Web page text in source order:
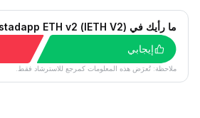
ما رأيك في Instadapp ETH v2 (IETH V2) اليوم؟
إيجابي
ملاحظة: تُعرَض هذه المعلومات كمرجع للاسترشاد فقط.